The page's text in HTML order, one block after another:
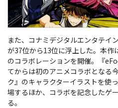
また、コナミデジタルエンタテイ
が37位から13位に浮上した。本作
のコラボレーションを開催。『
てからは初のアニメコラボとなる
ク』のキャラクターイラストを使
場するほか、コラボを記念したゲ
る。